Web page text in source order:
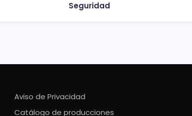
Seguridad
Aviso de Privacidad
Catálogo de producciones